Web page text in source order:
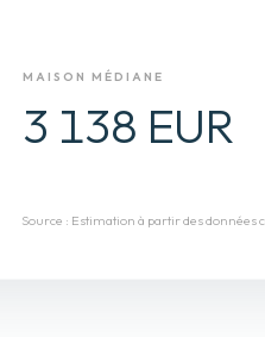
MAISON MÉDIANE
3 138 EUR
Source : Estimation à partir des